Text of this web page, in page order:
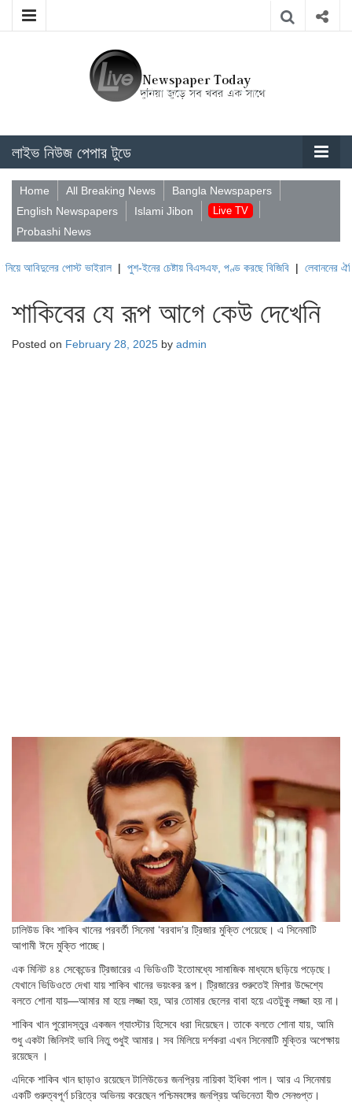
লাইভ নিউজ পেপার টুডে
Home All Breaking News
Bangla Newspapers
English Newspapers
Islami Jibon Live TV
Probashi News
পোস্ট ভাইরাল| পুশ-ইনের চেষ্টায় বিএসএফ, পণ্ড করছে বিজিবি|লেবাননের ঐতিহাসিক
শাকিবের যে রূপ আগে কেউ দেখেনি
Posted on February 28, 2025 by admin
ঢালিউড কিং শাকিব খানের পরবর্তী সিনেমা ‘বরবাদ’র ট্রিজার মুক্তি পেয়েছে। এ সিনেমাটি
আগামী ঈদে মুক্তি পাচ্ছে।
এক মিনিট ৪৪ সেকেন্ডের ট্রিজারের এ ভিডিওটি ইতোমধ্যে সামাজিক মাধ্যমে ছড়িয়ে পড়েছে।
যেখানে ভিডিওতে দেখা যায় শাকিব খানের ভয়ংকর রূপ। ট্রিজারের শুরুতেই মিশার উদ্দেশ্যে
বলতে শোনা যায়—আমার মা হয়ে লজ্জা হয়, আর তোমার ছেলের বাবা হয়ে এতটুকু লজ্জা হয় না।
শাকিব খান পুরোদস্তুর একজন গ্যাংস্টার হিসেবে ধরা দিয়েছেন। তাকে বলতে শোনা যায়, আমি
শুধু একটা জিনিসই ভাবি নিতু শুধুই আমার। সব মিলিয়ে দর্শকরা এখন সিনেমাটি মুক্তির অপেক্ষায়
রয়েছেন ।
এদিকে শাকিব খান ছাড়াও রয়েছেন টালিউডের জনপ্রিয় নায়িকা ইধিকা পাল। আর এ সিনেমায়
একটি গুরুত্বপূর্ণ চরিত্রে অভিনয় করেছেন পশ্চিমবঙ্গের জনপ্রিয় অভিনেতা যীশু সেনগুপ্ত।